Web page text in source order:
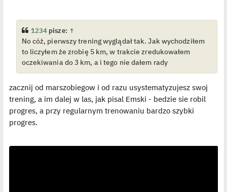
i
e
t
l
o
j
e
d
n
z
p
o
s
1234 pisze: ↑
No cóż, pierwszy trening wyglądał tak. Jak wychodziłem
to liczyłem że zrobię 5 km, w trakcie zredukowałem
oczekiwania do 3 km, a i tego nie dałem rady
zacznij od marszobiegow i od razu usystematyzujesz swoj
trening, a im dalej w las, jak pisal Emski - bedzie sie robil
progres, a przy regularnym trenowaniu bardzo szybki
progres.